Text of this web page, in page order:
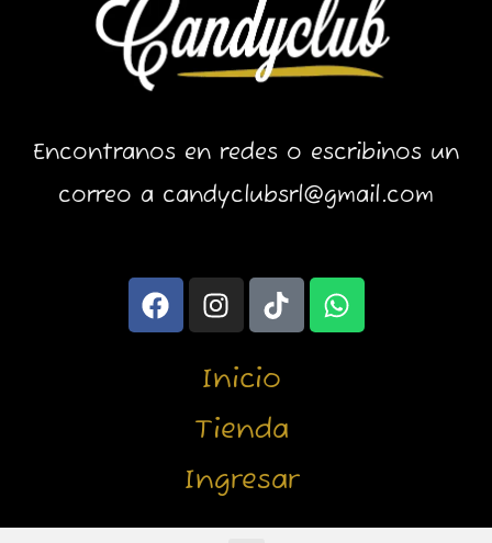
Encontranos en redes o escribinos un
correo a candyclubsrl@gmail.com
F
a
c
I
n
s
t
a
g
a
T
i
k
t
o
k
W
h
a
Inicio
Tienda
Ingresar